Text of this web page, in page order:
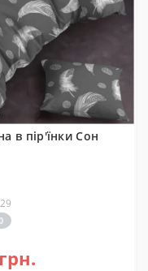
в пір'їнки Сон